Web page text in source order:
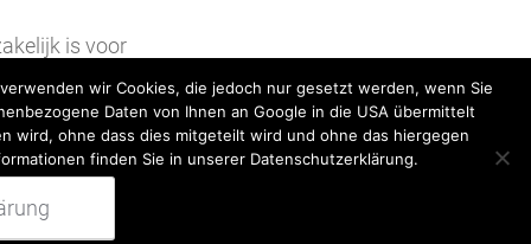
is voor
die de opdracht heeft gekregen voor
wir Cookies, die jedoch nur gesetzt werden, wenn Sie
Daten von Ihnen an Google in die USA übermittelt
wird, ohne dass dies mitgeteilt wird und ohne das hiergegen
finden Sie in unserer Datenschutzerklärung.